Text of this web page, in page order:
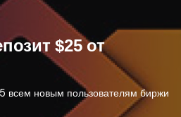
$25 от
всем новым пользователям биржи